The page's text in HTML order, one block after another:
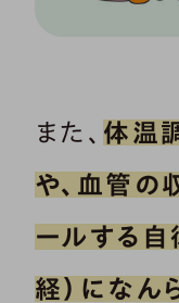
また、 体温
や、血管の
ールする自
経）になん